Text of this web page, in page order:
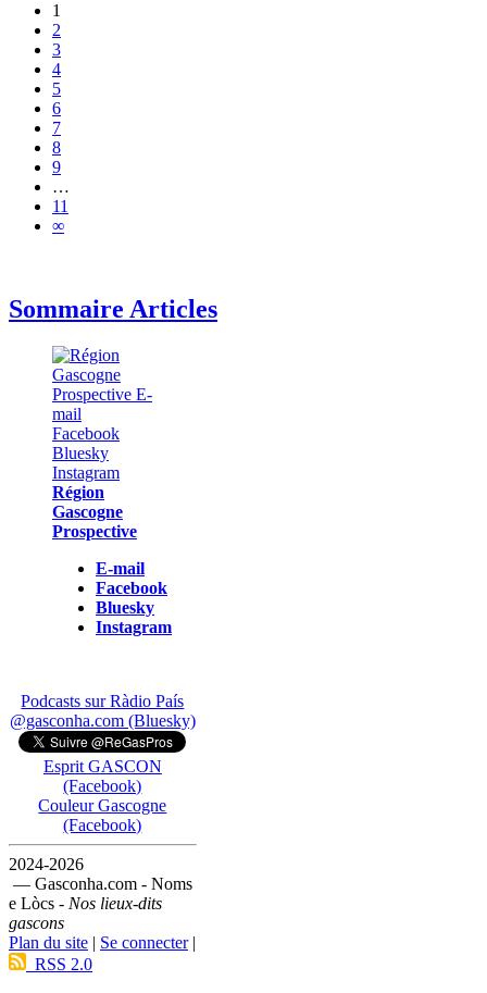
1
2
3
4
5
6
7
8
9
…
11
∞
Sommaire Articles
Région
Gascogne
Prospective
E-mail
Facebook
Bluesky
Instagram
Podcasts sur Ràdio País
@gasconha.com (Bluesky)
Esprit GASCON
(Facebook)
Couleur Gascogne
(Facebook)
2024-2026
— Gasconha.com - Noms
e Lòcs - Nos lieux-dits
gascons
Plan du site | Se connecter|
RSS 2.0